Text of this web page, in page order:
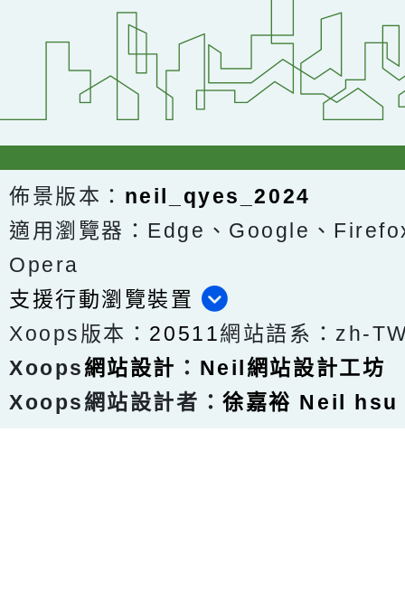
佈景版本： neil_qyes_2024
適用瀏覽器：Edge、Google、
Opera
支援行動瀏覽裝置
Xoops版本： 20511網站語系：zh-
Xoops網站設計 ： Neil網站設計工坊
Xoops網站設計者：徐嘉裕 Neil hsu